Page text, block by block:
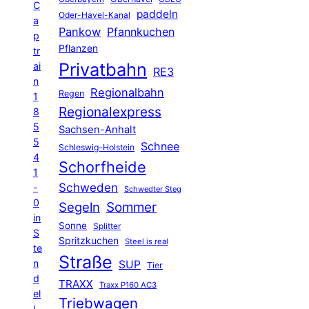
C
a
p
tr
ai
n
1
8
5
5
4
1
-
0
in
S
te
n
d
el
Oder-Havel-Kanal paddeln
Pankow Pfannkuchen
Pflanzen
Privatbahn RE3
Regen Regionalbahn
Regionalexpress
Sachsen-Anhalt
Schleswig-Holstein Schnee
Schorfheide
Schweden Schwedter Steg
Segeln Sommer
Sonne Splitter
Spritzkuchen Steel is real
Straße SUP Tier
TRAXX Traxx P160 AC3
Triebwagen